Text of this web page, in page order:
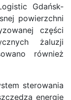
Gdańsk-
powierzchni
części
żaluzji
również
sterowania
energię